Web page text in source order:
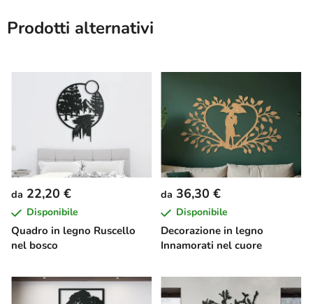
Prodotti alternativi
Quadro in legno Ruscello
nel bosco
da 22,20 €
Disponibile
Decorazione in legno
Innamorati nel cuore
da 36,30 €
Disponibile